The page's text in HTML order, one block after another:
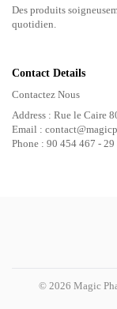
Des produits
quotidien.
Contact Details
Contactez Nous
Address : Rue le Caire
Email :
Phone : 90 454 467 -
© 2026 Magic